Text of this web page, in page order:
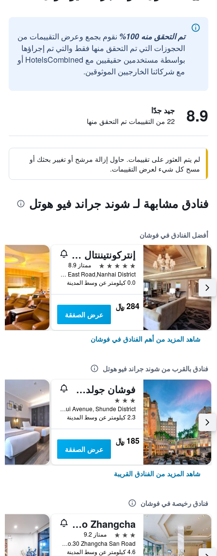
تم التحقق منه 100%
نقوم بجمع وعرض التقييمات من
الحجوزات التي تم التحقق منها فقط والتي تم إجراؤها
بواسطة مستخدمين حقيقيين مع HotelsCombined أو
مع شركائنا الخارجيين الموثوقين.
8.9 جيد جدًا
22 من التقييمات تم التحقق منها
لم يتم العثور على تقييمات. حاول إزالة مرشح أو تغيير بحثك أو
مسح كل شيء لعرض التقييمات.
فنادق مشابهة لـ شوند جراند فيو هوتل
أفضل الفنادق في فوشان
إنتركونتيننتال فوشان باي آيتش جي
5 نجوم
ممتاز 8.9
No.20 Denghu East Road,Nanhai District, فوشان, الصين
0.0 كيلومتر عن وسط المدينة
284 ﷼
عرض الصفقة
شاهد المزيد من أهم الفنادق في فوشان
فنادق بالقرب من شوند جراند فيو هوتل
فوشان جولدن هوتل
3 نجوم
NO.38 Ronggui Avenue, Shunde District, فوشان, الصين
2.3 كيلومتر عن وسط المدينة
185 ﷼
عرض الصفقة
شاهد المزيد من الفنادق القريبة
فنادق رخيصة في فوشان
City Comfort Inn Foshan Zumiao Zhangcha
3 نجوم
ممتاز 9.2
No.30 Zhangcha San Road, فوشان, الصين
4.6 كيلومتر عن وسط المدينة